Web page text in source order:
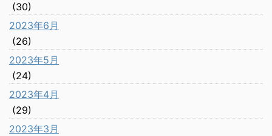
(30)
2023年6月
(26)
2023年5月
(24)
2023年4月
(29)
2023年3月